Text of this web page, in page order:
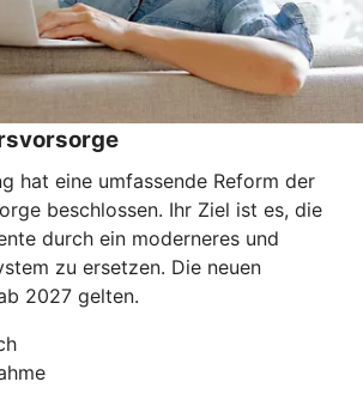
hat eine umfassende Reform der
beschlossen. Ihr Ziel ist es, die
durch ein moderneres und
zu ersetzen. Die neuen
2027 gelten.